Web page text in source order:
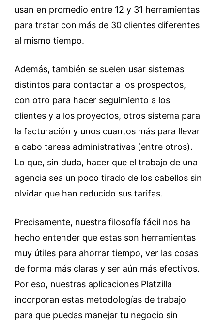
usan en promedio entre 12 y 31 herramientas
para tratar con más de 30 clientes diferentes
al mismo tiempo.
Además, también se suelen usar sistemas
distintos para contactar a los prospectos,
con otro para hacer seguimiento a los
clientes y a los proyectos, otros sistema para
la facturación y unos cuantos más para llevar
a cabo tareas administrativas (entre otros).
Lo que, sin duda, hacer que el trabajo de una
agencia sea un poco tirado de los cabellos sin
olvidar que han reducido sus tarifas.
Precisamente, nuestra filosofía fácil nos ha
hecho entender que estas son herramientas
muy útiles para ahorrar tiempo, ver las cosas
de forma más claras y ser aún más efectivos.
Por eso, nuestras aplicaciones Platzilla
incorporan estas metodologías de trabajo
para que puedas manejar tu negocio sin